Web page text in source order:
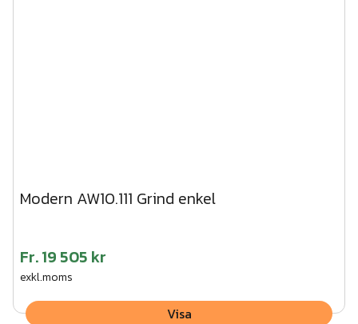
Modern AW10.111 Grind enkel
Fr.19 505 kr
exkl.moms
Visa